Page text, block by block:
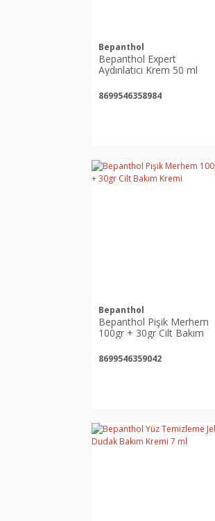
Bepanthol
Bepanthol Expert
Aydınlatıcı Krem 50 ml
8699546358984
Bepanthol
Bepanthol Pişik Merhem
100gr + 30gr Cilt Bakım
8699546359042